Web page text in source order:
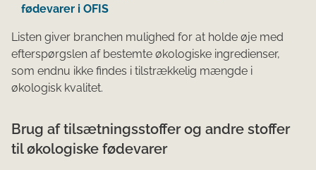
fødevarer i OFIS
Listen giver branchen mulighed for at holde øje med
efterspørgslen af bestemte økologiske ingredienser,
som endnu ikke findes i tilstrækkelig mængde i
økologisk kvalitet.
Brug af tilsætningsstoffer og andre stoffer
til økologiske fødevarer